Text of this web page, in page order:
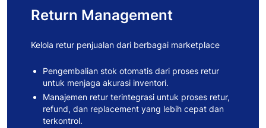
Return Management
Kelola retur penjualan dari berbagai marketplace
Pengembalian stok otomatis dari proses retur
untuk menjaga akurasi inventori.
Manajemen retur terintegrasi untuk proses retur,
refund, dan replacement yang lebih cepat dan
terkontrol.